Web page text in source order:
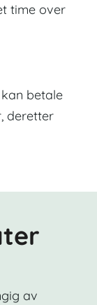
time over
betale
deretter
av